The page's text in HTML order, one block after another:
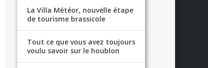
La Villa Météor, nouvelle étape
de tourisme brassicole
Tout ce que vous avez toujours
voulu savoir sur le houblon